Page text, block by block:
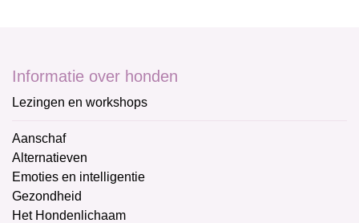
Informatie over honden
Lezingen en workshops
Aanschaf
Alternatieven
Emoties en intelligentie
Gezondheid
Het Hondenlichaam